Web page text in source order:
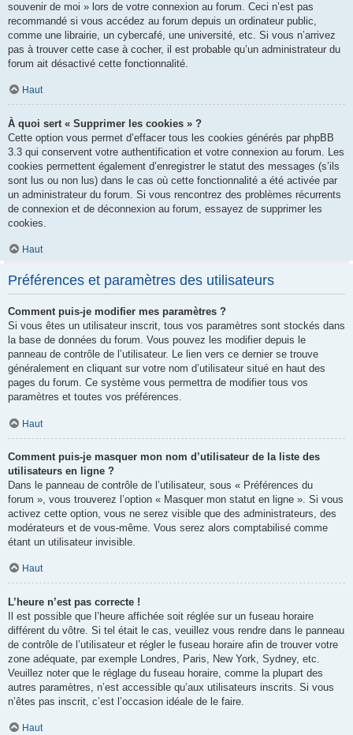
souvenir de moi » lors de votre connexion au forum. Ceci n’est pas
recommandé si vous accédez au forum depuis un ordinateur public,
comme une librairie, un cybercafé, une université, etc. Si vous n’arrivez
pas à trouver cette case à cocher, il est probable qu’un administrateur du
forum ait désactivé cette fonctionnalité.
Haut
À quoi sert « Supprimer les cookies » ?
Cette option vous permet d’effacer tous les cookies générés par phpBB
3.3 qui conservent votre authentification et votre connexion au forum. Les
cookies permettent également d’enregistrer le statut des messages (s’ils
sont lus ou non lus) dans le cas où cette fonctionnalité a été activée par
un administrateur du forum. Si vous rencontrez des problèmes récurrents
de connexion et de déconnexion au forum, essayez de supprimer les
cookies.
Haut
Préférences et paramètres des utilisateurs
Comment puis-je modifier mes paramètres ?
Si vous êtes un utilisateur inscrit, tous vos paramètres sont stockés dans
la base de données du forum. Vous pouvez les modifier depuis le
panneau de contrôle de l’utilisateur. Le lien vers ce dernier se trouve
généralement en cliquant sur votre nom d’utilisateur situé en haut des
pages du forum. Ce système vous permettra de modifier tous vos
paramètres et toutes vos préférences.
Haut
Comment puis-je masquer mon nom d’utilisateur de la liste des
utilisateurs en ligne ?
Dans le panneau de contrôle de l’utilisateur, sous « Préférences du
forum », vous trouverez l’option « Masquer mon statut en ligne ». Si vous
activez cette option, vous ne serez visible que des administrateurs, des
modérateurs et de vous-même. Vous serez alors comptabilisé comme
étant un utilisateur invisible.
Haut
L’heure n’est pas correcte !
Il est possible que l’heure affichée soit réglée sur un fuseau horaire
différent du vôtre. Si tel était le cas, veuillez vous rendre dans le panneau
de contrôle de l’utilisateur et régler le fuseau horaire afin de trouver votre
zone adéquate, par exemple Londres, Paris, New York, Sydney, etc.
Veuillez noter que le réglage du fuseau horaire, comme la plupart des
autres paramètres, n’est accessible qu’aux utilisateurs inscrits. Si vous
n’êtes pas inscrit, c’est l’occasion idéale de le faire.
Haut